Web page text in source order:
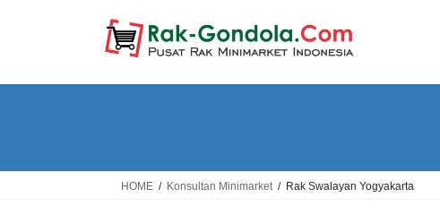
HOME Konsultan Minimarket Rak Swalayan Yogyakarta